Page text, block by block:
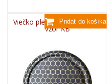
Viečko plechové TWIST 82 -
vzor KB